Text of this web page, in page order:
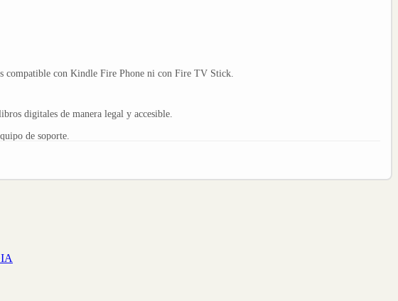
compatible con Kindle Fire Phone ni con Fire TV Stick.
digitales de manera legal y accesible.
de soporte.